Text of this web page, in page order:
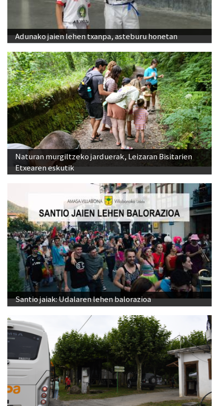
Adunako jaien lehen txanpa, asteburu honetan
Naturan murgiltzeko jarduerak, Leizaran Bisitarien
Etxearen eskutik
Santio jaiak: Udalaren lehen balorazioa